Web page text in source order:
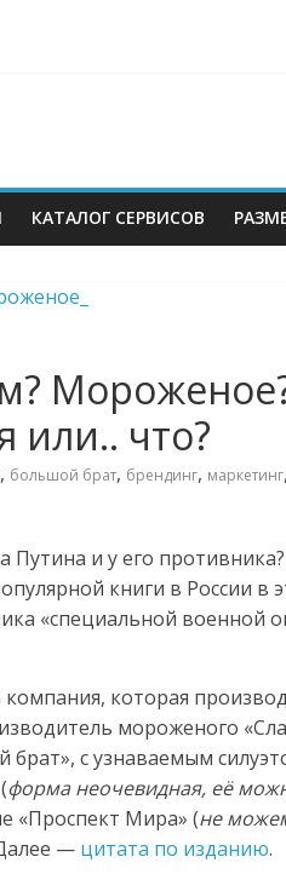
комплекс ВТБ в центре
Пожар усиливается
КАТАЛОГ СЕРВИСОВ
или.. что?
, большой брат, брендинг, маркетинг,
и у его
книги в России в
«специальной военной
которая
мороженого
с узнаваемым
форма неочевидная, её
«Проспект Мира» (не
— цитата по изданию.